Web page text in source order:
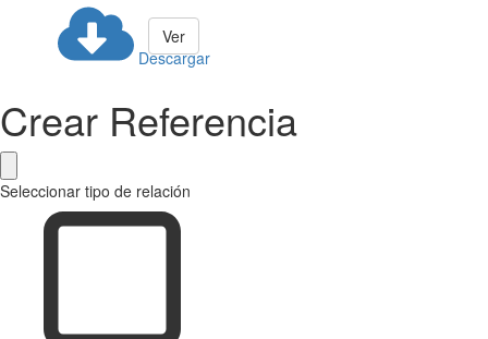
Descargar
Ver
Crear Referencia
Seleccionar tipo de relación